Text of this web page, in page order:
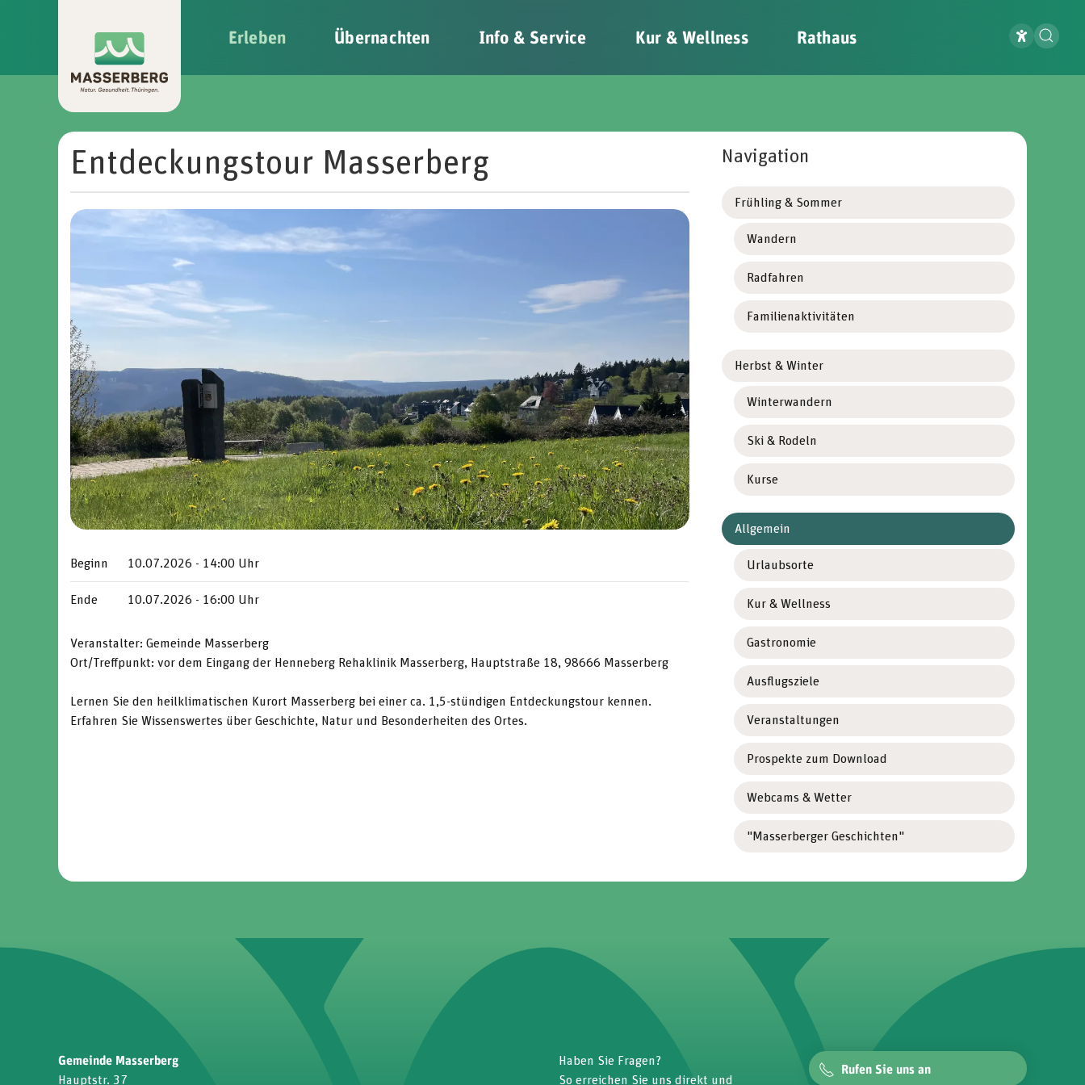
Skip to main content Erleben Übernachten Info & Service Kur & Wellness Rathaus
Entdeckungstour Masserberg
Beginn 10.07.2026 - 14:00 Uhr
Ende 10.07.2026 - 16:00 Uhr
Veranstalter: Gemeinde Masserberg
Ort/Treffpunkt: vor dem Eingang der Henneberg Rehaklinik Masserberg, Hauptstraße 18, 98666 Masserberg
Lernen Sie den heilklimatischen Kurort Masserberg bei einer ca. 1,5-stündigen Entdeckungstour kennen.
Erfahren Sie Wissenswertes über Geschichte, Natur und Besonderheiten des Ortes.
Navigation
Frühling & Sommer
Wandern
Radfahren
Familienaktivitäten
Herbst & Winter
Winterwandern
Ski & Rodeln
Kurse
Allgemein
Urlaubsorte
Kur & Wellness
Gastronomie
Ausflugsziele
Veranstaltungen
Prospekte zum Download
Webcams & Wetter
"Masserberger Geschichten"
Gemeinde Masserberg
Hauptstr. 37
Haben Sie Fragen?
So erreichen Sie uns direkt und
Rufen Sie uns an